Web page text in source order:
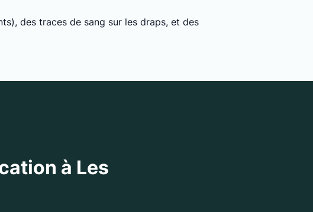
des traces de sang sur les draps, et des
à Les